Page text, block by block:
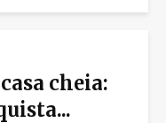
cheia: